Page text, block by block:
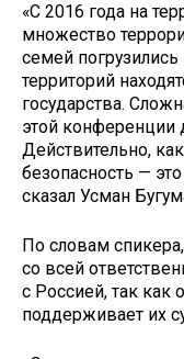
«С 2016 года на
множество
семей погрузились
территорий
государства.
этой конференции
Действительно,
безопасность —
сказал Усман
По словам
со всей
с Россией, так как
поддерживает их